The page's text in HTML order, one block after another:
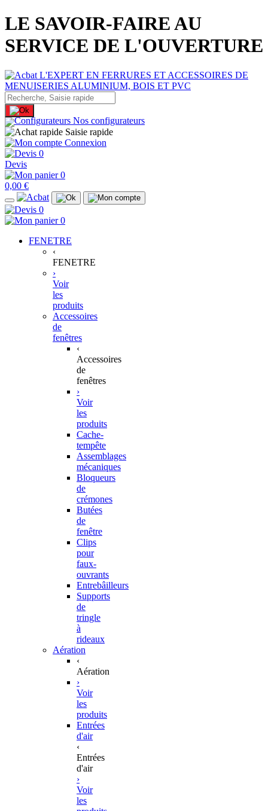
LE SAVOIR-FAIRE AU
SERVICE DE L'OUVERTURE
Nos configurateurs
Saisie rapide
Connexion
0
Devis
0
0,00 €
0
0
FENETRE
‹
FENETRE
›
Voir
les
produits
Accessoires
de
fenêtres
‹
Accessoires
de
fenêtres
›
Voir
les
produits
Cache-
tempête
Assemblages
mécaniques
Bloqueurs
de
crémones
Butées
de
fenêtre
Clips
pour
faux-
ouvrants
Entrebâilleurs
Supports
de
tringle
à
rideaux
Aération
‹
Aération
›
Voir
les
produits
Entrées
d'air
‹
Entrées
d'air
›
Voir
les